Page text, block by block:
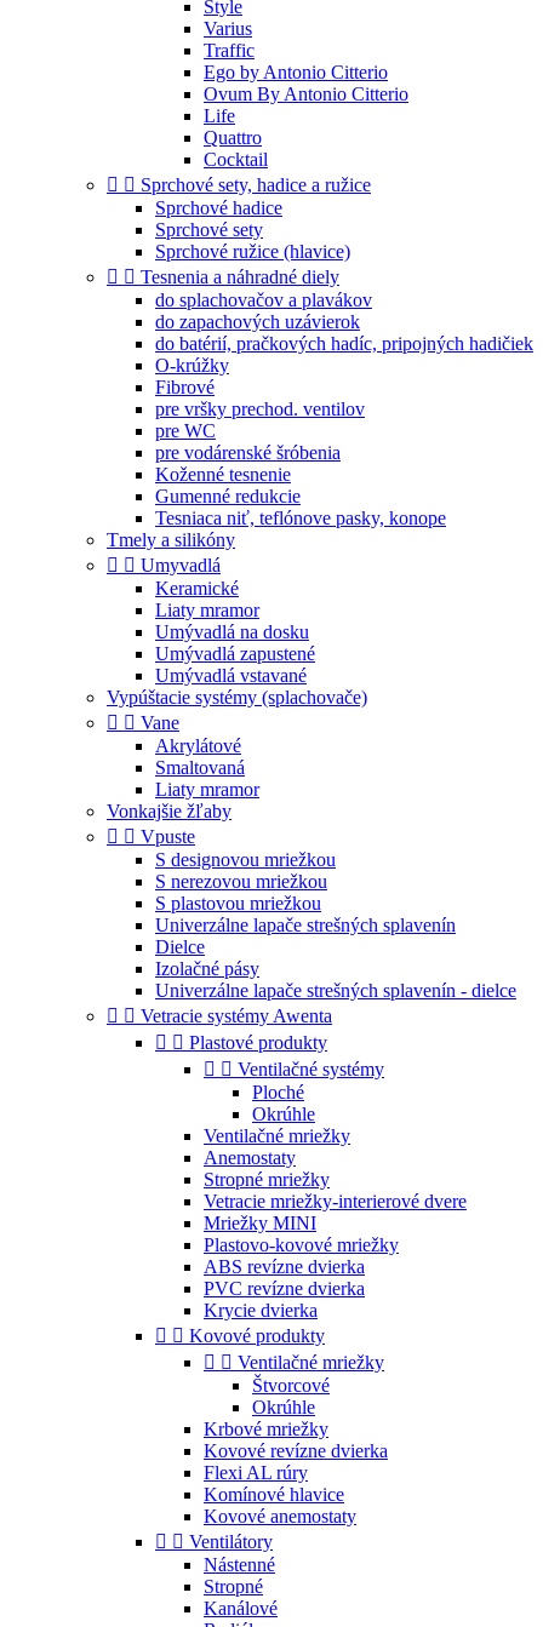
Style
Varius
Traffic
Ego by Antonio Citterio
Ovum By Antonio Citterio
Life
Quattro
Cocktail
  Sprchové sety, hadice a ružice
Sprchové hadice
Sprchové sety
Sprchové ružice (hlavice)
  Tesnenia a náhradné diely
do splachovačov a plavákov
do zapachových uzávierok
do batérií, pračkových hadíc, pripojných hadičiek
O-krúžky
Fibrové
pre vršky prechod. ventilov
pre WC
pre vodárenské šróbenia
Koženné tesnenie
Gumenné redukcie
Tesniaca niť, teflónove pasky, konope
Tmely a silikóny
  Umyvadlá
Keramické
Liaty mramor
Umývadlá na dosku
Umývadlá zapustené
Umývadlá vstavané
Vypúštacie systémy (splachovače)
  Vane
Akrylátové
Smaltovaná
Liaty mramor
Vonkajšie žľaby
  Vpuste
S designovou mriežkou
S nerezovou mriežkou
S plastovou mriežkou
Univerzálne lapače strešných splavenín
Dielce
Izolačné pásy
Univerzálne lapače strešných splavenín - dielce
  Vetracie systémy Awenta
  Plastové produkty
  Ventilačné systémy
Ploché
Okrúhle
Ventilačné mriežky
Anemostaty
Stropné mriežky
Vetracie mriežky-interierové dvere
Mriežky MINI
Plastovo-kovové mriežky
ABS revízne dvierka
PVC revízne dvierka
Krycie dvierka
  Kovové produkty
  Ventilačné mriežky
Štvorcové
Okrúhle
Krbové mriežky
Kovové revízne dvierka
Flexi AL rúry
Komínové hlavice
Kovové anemostaty
  Ventilátory
Nástenné
Stropné
Kanálové